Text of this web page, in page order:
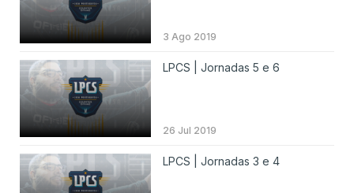
3 Ago 2019
LPCS | Jornadas 5 e 6
26 Jul 2019
LPCS | Jornadas 3 e 4